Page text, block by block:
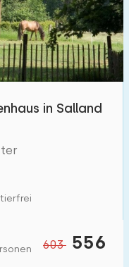
26
0
24
in Salland
603 556